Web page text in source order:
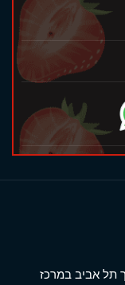
תל אביב במרכז